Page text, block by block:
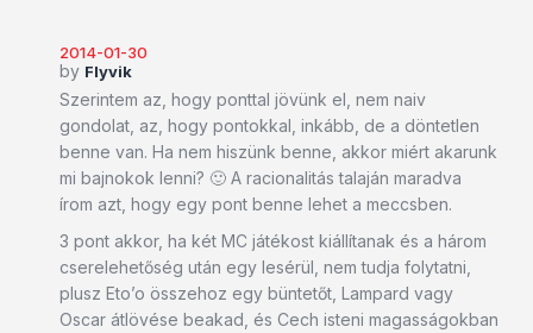
2014-01-30
by Flyvik
Szerintem az, hogy ponttal jövünk el, nem naiv
gondolat, az, hogy pontokkal, inkább, de a döntetlen
benne van. Ha nem hiszünk benne, akkor miért akarunk
mi bajnokok lenni? 🙂 A racionalitás talaján maradva
írom azt, hogy egy pont benne lehet a meccsben.
3 pont akkor, ha két MC játékost kiállítanak és a három
cserelehetőség után egy lesérül, nem tudja folytatni,
plusz Eto’o összehoz egy büntetőt, Lampard vagy
Oscar átlövése beakad, és Cech isteni magasságokban